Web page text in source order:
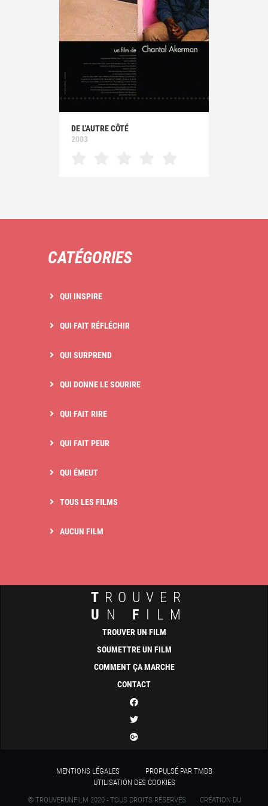
DE L'AUTRE CÔTÉ
2003
CATÉGORIES
QUI INSPIRE
QUI FAIT RÉFLÉCHIR
QUI SURPREND
QUI DONNE LE SOURIRE
QUI FAIT RIRE
QUI FAIT PEUR
QUI ÉMEUT
TOUS LES FILMS
AUCUN FILM
T ROUVER
U N F ILM
TROUVER UN FILM
SOUMETTRE UN FILM
COMMENT ÇA MARCHE
CONTACT
MENTIONS LÉGALES
PROPULSÉ PAR TMDB
UTILISATION DES COOKIES
© TROUVERUNFILM 2020 - TOUS DROITS RÉSERVÉS
CRÉATION DU